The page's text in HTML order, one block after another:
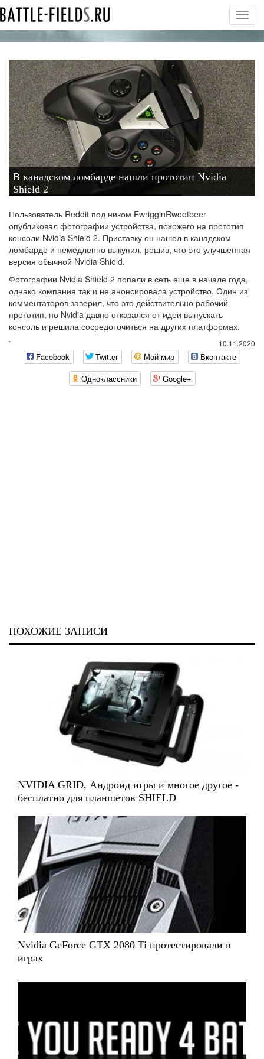
В канадском ломбарде нашли прототип Nvidia
Shield 2
Пользователь Reddit под ником FwrigginRwootbeer
опубликовал фотографии устройства, похожего на прототип
консоли Nvidia Shield 2. Приставку он нашел в канадском
ломбарде и немедленно выкупил, решив, что это улучшенная
версия обычной Nvidia Shield.
Фотографии Nvidia Shield 2 попали в сеть еще в начале года,
однако компания так и не анонсировала устройство. Один из
комментаторов заверил, что это действительно рабочий
прототип, но Nvidia давно отказался от идеи выпускать
консоль и решила сосредоточиться на других платформах.
10.11.2020
`
Facebook Twitter Мой мир
Вконтакте
Одноклассники
Google+
ПОХОЖИЕ ЗАПИСИ
NVIDIA GRID, Андроид игры и многое другое -
бесплатно для планшетов SHIELD
Nvidia GeForce GTX 2080 Ti протестировали в
играх